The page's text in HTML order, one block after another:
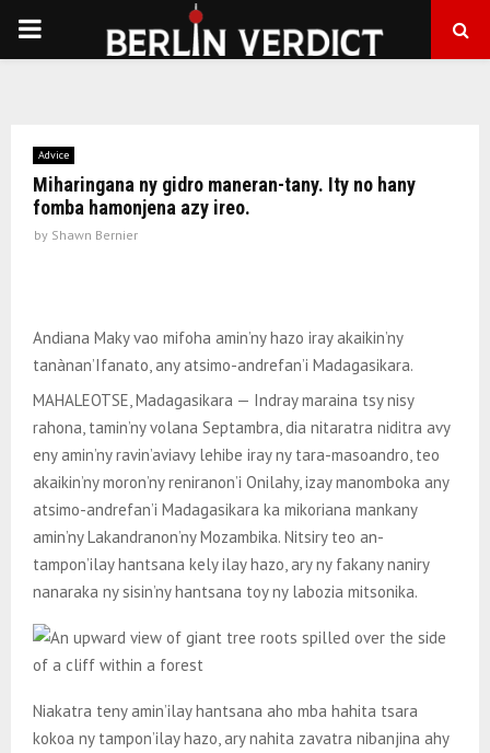
PRIMARY
Advice
Miharingana ny gidro maneran-tany. Ity no hany
fomba hamonjena azy ireo.
by Shawn Bernier
Andiana Maky vao mifoha amin’ny hazo iray akaikin’ny
tanànan’Ifanato, any atsimo-andrefan’i Madagasikara.
MAHALEOTSE, Madagasikara — Indray maraina tsy nisy
rahona, tamin’ny volana Septambra, dia nitaratra niditra avy
eny amin’ny ravin’aviavy lehibe iray ny tara-masoandro, teo
akaikin’ny moron’ny reniranon’i Onilahy, izay manomboka any
atsimo-andrefan’i Madagasikara ka mikoriana mankany
amin’ny Lakandranon’ny Mozambika. Nitsiry teo an-
tampon’ilay hantsana kely ilay hazo, ary ny fakany naniry
nanaraka ny sisin’ny hantsana toy ny labozia mitsonika.
Niakatra teny amin’ilay hantsana aho mba hahita tsara
kokoa ny tampon’ilay hazo, ary nahita zavatra nibanjina ahy